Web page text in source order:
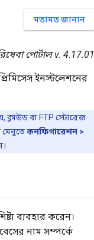
মতামত জানান
পোর্টাল v. 4.17.01
ইনস্টলেশনের
ক্লাউড বা FTP স্টোরেজ
মেনুতেকনফিগারেশন >
ব্যবহার করেন।
নাম সম্পর্কে